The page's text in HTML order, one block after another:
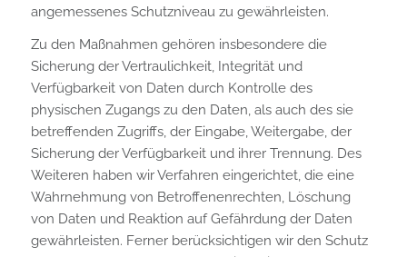
angemessenes Schutzniveau zu gewährleisten.
Zu den Maßnahmen gehören insbesondere die
Sicherung der Vertraulichkeit, Integrität und
Verfügbarkeit von Daten durch Kontrolle des
physischen Zugangs zu den Daten, als auch des sie
betreffenden Zugriffs, der Eingabe, Weitergabe, der
Sicherung der Verfügbarkeit und ihrer Trennung. Des
Weiteren haben wir Verfahren eingerichtet, die eine
Wahrnehmung von Betroffenenrechten, Löschung
von Daten und Reaktion auf Gefährdung der Daten
gewährleisten. Ferner berücksichtigen wir den Schutz